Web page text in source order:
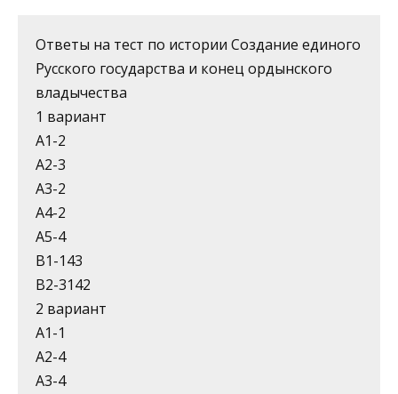
Ответы на тест по истории Создание единого
Русского государства и конец ордынского
владычества
1 вариант
А1-2
А2-3
А3-2
А4-2
А5-4
В1-143
В2-3142
2 вариант
А1-1
А2-4
А3-4